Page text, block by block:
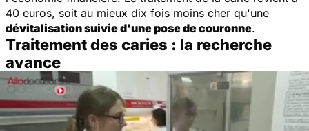
40 euros, soit au mieux dix fois moins cher qu'une
dévitalisation suivie d'une pose de couronne.
Traitement des caries : la recherche
avance